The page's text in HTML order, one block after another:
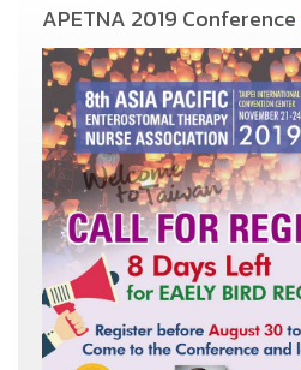
APETNA 2019 Conference